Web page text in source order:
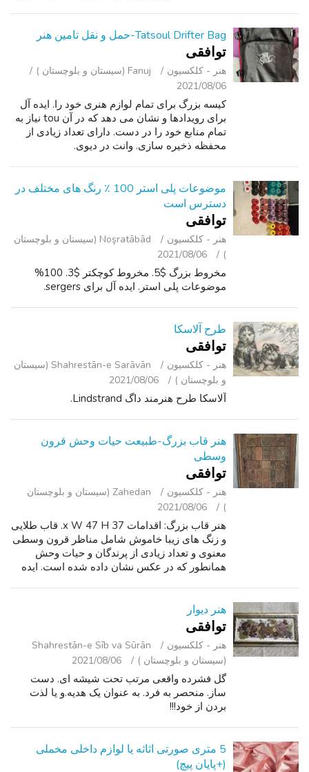
Tatsoul Drifter Bag-حمل و نقل تامین هنر
توافقی
هنر - کلکسیون
Fanuj (سیستان و بلوچستان )
2021/08/06
کیسه بزرگ برای تمام لوازم هنری خود را. ایده آل
برای رویدادها و نشان می دهد که در آن tou نیاز به
تمام منابع خود را در دست. دارای تعداد زیادی از
محفظه ذخیره سازی. وانت در دیوی.
موضوعات پلی استر 100 ٪ رنگ های مختلف در
دسترس است
توافقی
هنر - کلکسیون
Noşratābād (سیستان و بلوچستان
)
2021/08/06
مخروط بزرگ $5. مخروط کوچکتر $3. 100%
موضوعات پلی استر. ایده آل برای sergers.
طرح آلاسکا
توافقی
هنر - کلکسیون
Shahrestān-e Sarāvān (سیستان
و بلوچستان )
2021/08/06
آلاسکا طرح هنرمند داگ Lindstrand.
هنر قاب بزرگ-طبیعت حیات وحش قرون
وسطی
توافقی
هنر - کلکسیون
Zahedan (سیستان و بلوچستان
)
2021/08/06
هنر قاب بزرگ: اقدامات 37 x W 47 H. قاب طلایی
و زنگ های زیبا خاموش شامل مناظر قرون وسطی
معنوی و تعداد زیادی از پرندگان و حیات وحش
همانطور که در عکس نشان داده شده است. ایده
هنر دیوار
توافقی
هنر - کلکسیون
Shahrestān-e Sīb va Sūrān
(سیستان و بلوچستان )
2021/08/06
گل فشرده واقعی مرتب تحت شیشه ای. دست
ساز. منحصر به فرد. به عنوان یک هدیه.و یا لذت
بردن از خود!!!
5 متری صورتی اثاثه یا لوازم داخلی مخملی
(+پایان پیچ)